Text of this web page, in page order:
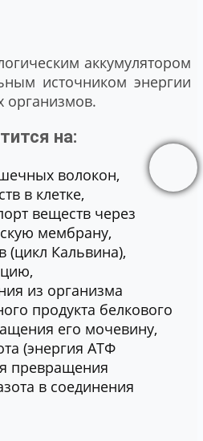
аккумулятором
источником энергии
организмов.
на:
волокон,
в клетке,
веществ через
мембрану,
(цикл Кальвина),
из организма
продукта белкового
его мочевину,
(энергия АТФ
превращения
в соединения